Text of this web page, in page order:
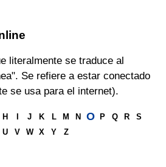
literalmente se traduce al
Se refiere a estar conectado
se usa para el internet).
H J K L M N O P Q R
S
U V W X Y Z